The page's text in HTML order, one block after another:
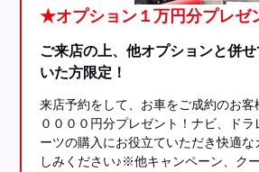
★オプション１万円分プレ
ご来店の上、他オプションと併
いた方限定！
来店予約をして、お車をご成約のお客
００００円分プレゼント！ナビ、ド
ーツの購入にお役立ていただき快適な
しみください♪※他キャンペーン、ク